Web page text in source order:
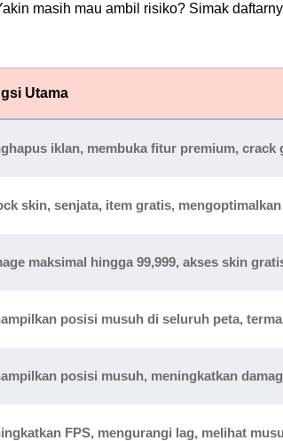
masih mau ambil risiko? Simak
Utama
iklan, membuka fitur premium, crack
skin, senjata, item gratis, mengoptimalkan
maksimal hingga 99,999, akses skin
posisi musuh di seluruh peta,
posisi musuh, meningkatkan
FPS, mengurangi lag, melihat